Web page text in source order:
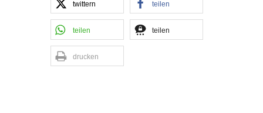
twittern teilen
teilen teilen
drucken